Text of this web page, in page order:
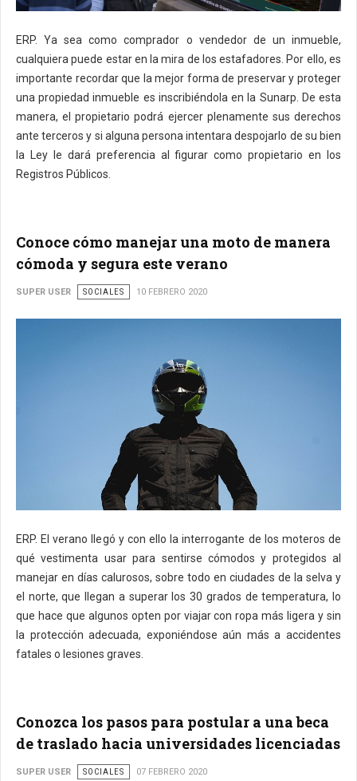
ERP. Ya sea como comprador o vendedor de un inmueble,
cualquiera puede estar en la mira de los estafadores. Por ello, es
importante recordar que la mejor forma de preservar y proteger
una propiedad inmueble es inscribiéndola en la Sunarp. De esta
manera, el propietario podrá ejercer plenamente sus derechos
ante terceros y si alguna persona intentara despojarlo de su bien
la Ley le dará preferencia al figurar como propietario en los
Registros Públicos.
Conoce cómo manejar una moto de manera
cómoda y segura este verano
SUPER USER SOCIALES 10 FEBRERO 2020
ERP. El verano llegó y con ello la interrogante de los moteros de
qué vestimenta usar para sentirse cómodos y protegidos al
manejar en días calurosos, sobre todo en ciudades de la selva y
el norte, que llegan a superar los 30 grados de temperatura, lo
que hace que algunos opten por viajar con ropa más ligera y sin
la protección adecuada, exponiéndose aún más a accidentes
fatales o lesiones graves.
Conozca los pasos para postular a una beca
de traslado hacia universidades licenciadas
SUPER USER SOCIALES 07 FEBRERO 2020